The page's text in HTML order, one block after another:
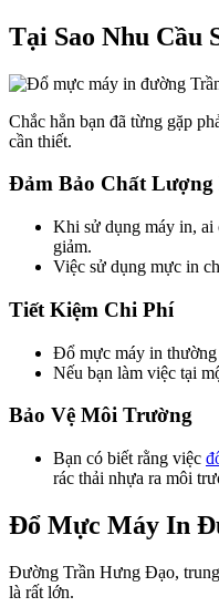
Tại Sao Nhu
Chắc hẳn bạn đã từng gặp
cần thiết.
Đảm Bảo Chất Lượng
Khi sử dụng máy in, ai
giảm.
Việc sử dụng mực in
Tiết Kiệm Chi Phí
Đổ mực máy in thường
Nếu bạn làm việc tại
Bảo Vệ Môi Trường
Bạn có biết rằng việc
rác thải nhựa ra môi
Đổ Mực Máy In
Đường Trần Hưng Đạo, trung
là rất lớn.